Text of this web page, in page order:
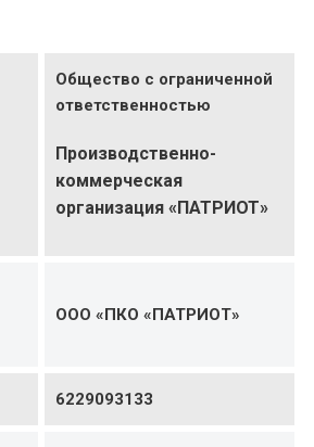
Общество с ограниченной
ответственностью
Производственно-
коммерческая
организация «ПАТРИОТ»
ООО «ПКО «ПАТРИОТ»
6229093133